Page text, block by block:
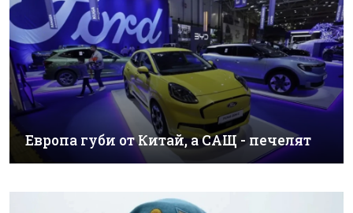
Европа губи от Китай, а САЩ - печелят